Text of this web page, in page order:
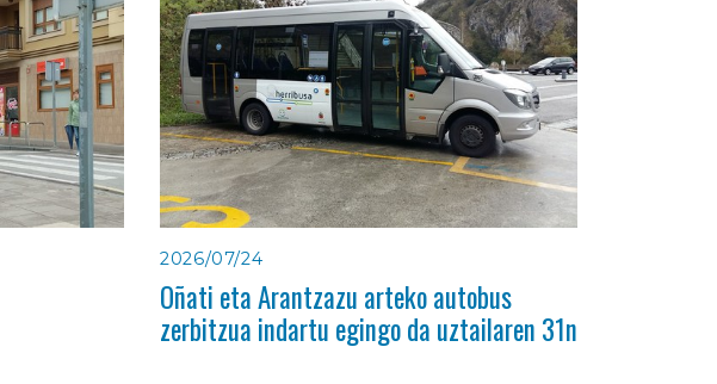
2026/07/24
Oñati eta Arantzazu arteko autobus
zerbitzua indartu egingo da uztailaren 31n